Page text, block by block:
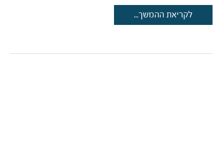
ויקיפדיה
–
גדולים
לקריאת ההמשך...